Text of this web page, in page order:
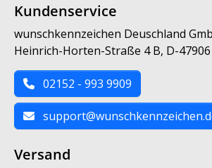
Kundenservice
wunschkennzeichen Deuschland
Heinrich-Horten-Straße 4 B, D-
02152 - 993 9909
Versand